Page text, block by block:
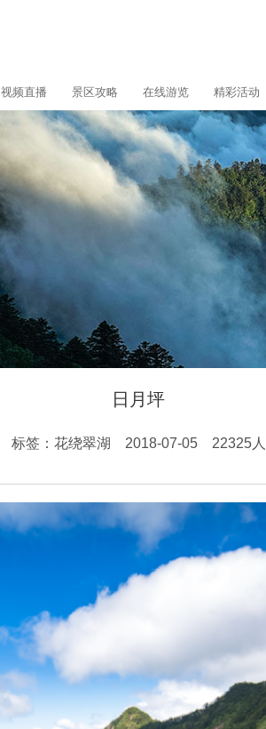
视频直播 景区攻略 在线游览 精彩活动
日月坪
标签：花绕翠湖 2018-07-05 22325